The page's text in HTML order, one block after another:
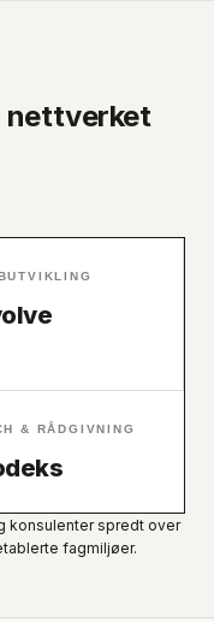
nettverket
& RÅDGIVNING
konsulenter spredt over
fagmiljøer.